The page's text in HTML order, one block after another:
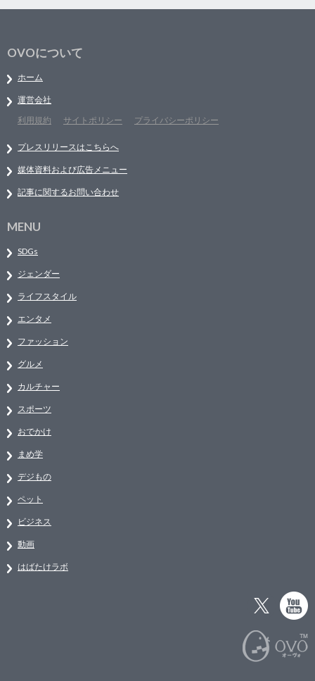
OVOについて
ホーム
運営会社
利用規約
サイトポリシー プライバシーポリシー
プレスリリースはこちらへ
媒体資料および広告メニュー
記事に関するお問い合わせ
MENU
SDGs
ジェンダー
ライフスタイル
エンタメ
ファッション
グルメ
カルチャー
スポーツ
おでかけ
まめ学
デジもの
ペット
ビジネス
動画
はばたけラボ